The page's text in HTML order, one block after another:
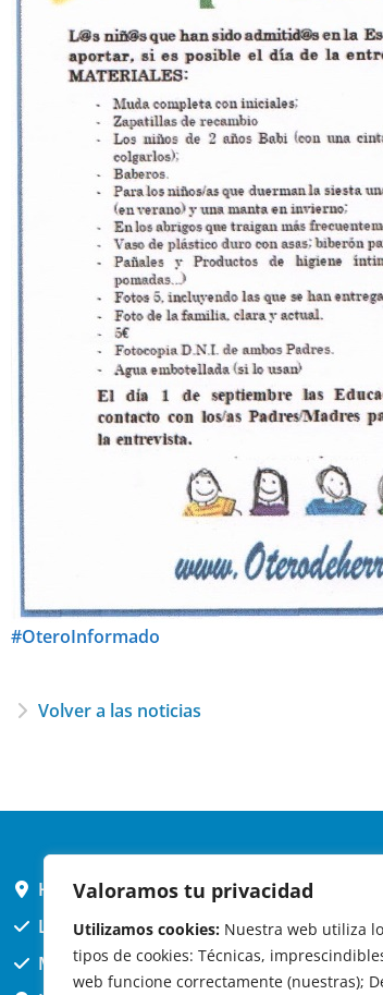
Valoramos tu privacidad
Utilizamos cookies: Nuestra web utiliza
tipos de cookies: Técnicas,
web funcione correctamente (nuestras);
#OteroInformado
Volver a las noticias
HORARIO AYUNTAMIENTO
L,X,J,V 9 a 14h
MARTES cerrado atención presencial